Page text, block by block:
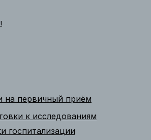
на первичный приём
к исследованиям
госпитализации